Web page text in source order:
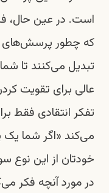
است. در عین حال،
که چطور پرسش‌های
تبدیل می‌کنند تا
عالی برای تقویت
تفکر انتقادی فقط
می‌کند «اگر شما
خودتان از این نوع
در مورد آنچه فکر